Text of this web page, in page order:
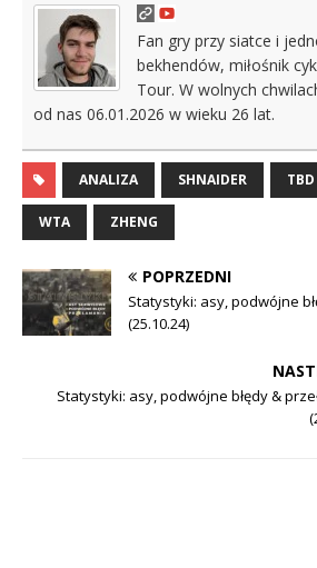
Fan gry przy siatce i
bekhendów, miłośnik
Tour. W wolnych
od nas 06.01.2026 w wieku 26 lat.
ANALIZA SHNAIDER TBD
WTA ZHENG
POPRZEDNI
Statystyki: asy, podwójne
(25.10.24)
Statystyki: asy, podwójne błędy &